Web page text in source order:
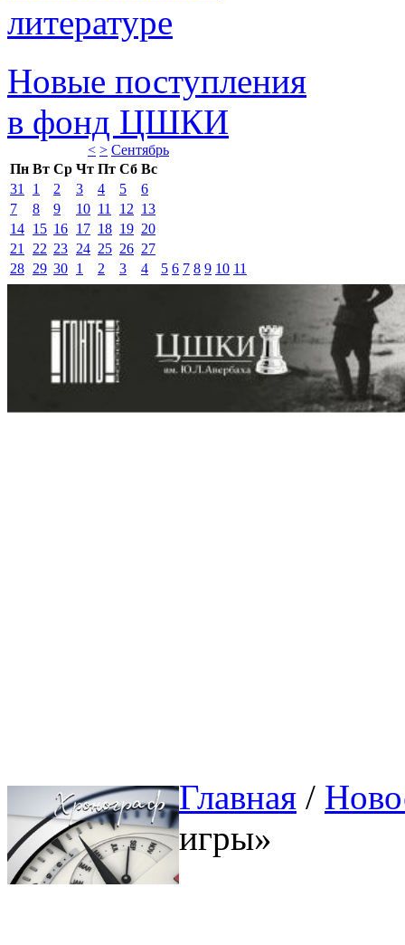
литературе
Новые поступления
в фонд ЦШКИ
< > Сентябрь
Пн Вт Ср Чт Пт Сб Вс
31
1 2 3 4 5
6
7
8 9 10 11 12 13
14 15 16 17 18 19 20
21
22 23 24 25 26 27
28 29 30 1 2 3 4 5 6 7 8 9 10 11
Главная /
игры»